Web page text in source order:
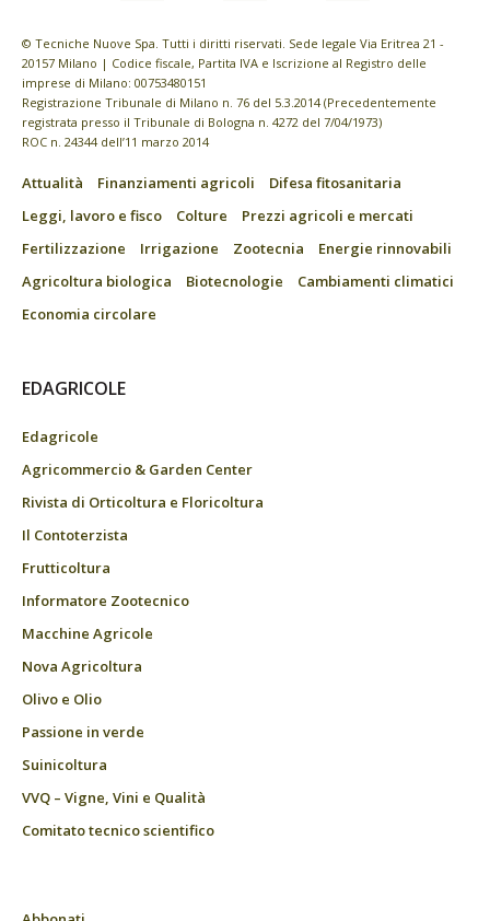
© Tecniche Nuove Spa. Tutti i diritti riservati. Sede legale Via Eritrea 21 -
20157 Milano | Codice fiscale, Partita IVA e Iscrizione al Registro delle
imprese di Milano: 00753480151
Registrazione Tribunale di Milano n. 76 del 5.3.2014 (Precedentemente
registrata presso il Tribunale di Bologna n. 4272 del 7/04/1973)
ROC n. 24344 dell’11 marzo 2014
Attualità Finanziamenti agricoli
Difesa fitosanitaria
Leggi, lavoro e fisco
Colture
Prezzi agricoli e mercati
Fertilizzazione
Irrigazione Zootecnia
Energie rinnovabili
Agricoltura biologica
Biotecnologie
Cambiamenti climatici
Economia circolare
EDAGRICOLE
Edagricole
Agricommercio & Garden Center
Rivista di Orticoltura e Floricoltura
Il Contoterzista
Frutticoltura
Informatore Zootecnico
Macchine Agricole
Nova Agricoltura
Olivo e Olio
Passione in verde
Suinicoltura
VVQ – Vigne, Vini e Qualità
Comitato tecnico scientifico